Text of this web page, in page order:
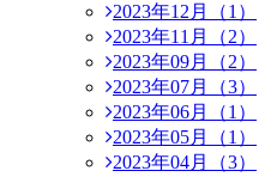
2023年12月（1）
2023年11月（2）
2023年09月（2）
2023年07月（3）
2023年06月（1）
2023年05月（1）
2023年04月（3）